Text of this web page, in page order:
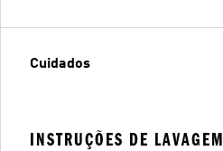
Cuidados
INSTRUÇÕES DE LAVAGEM